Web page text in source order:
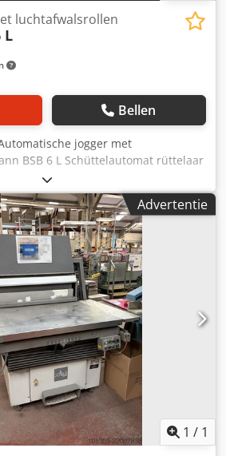
luchtafwalsrollen
L
Bellen
jogger met
BSB 6 L Schüttelautomat rüttelaar
jogger met aandrukrollen
/ Jaar 2003 - Serienummer
/ Max. velformaat 1050 x 1450mm
Lagenhoogte / Max. stapelhoogte
/ CE-certificaat Elektrische aansluiting
fase 400V - 50 Hz Online video-
- MS Zoom - Telegram Op voorraad
- Direct beschikbaar - Kan getest
Advertentie
1 / 1